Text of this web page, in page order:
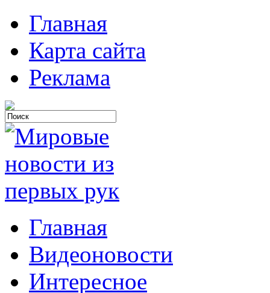
Главная
Карта сайта
Реклама
Главная
Видеоновости
Интересное